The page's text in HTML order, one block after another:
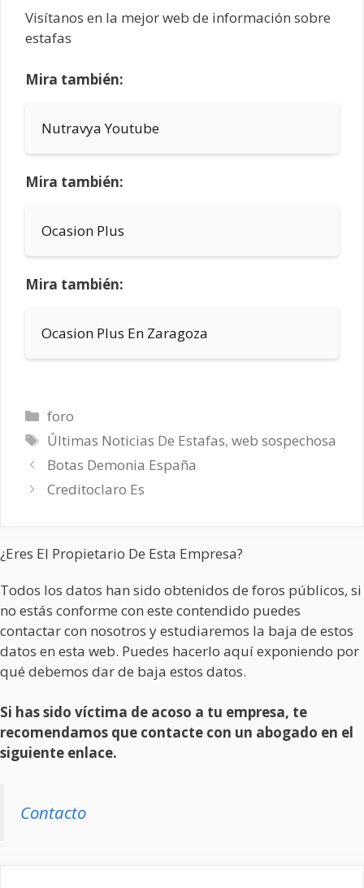
Visítanos en la mejor web de información sobre
estafas
Mira también:
Nutravya Youtube
Mira también:
Ocasion Plus
Mira también:
Ocasion Plus En Zaragoza
Categorías
foro
Etiquetas
Últimas Noticias De Estafas,web sospechosa
Botas Demonia España
Creditoclaro Es
¿Eres El Propietario De Esta Empresa?
Todos los datos han sido obtenidos de foros públicos, si
no estás conforme con este contendido puedes
contactar con nosotros y estudiaremos la baja de estos
datos en esta web. Puedes hacerlo aquí exponiendo por
qué debemos dar de baja estos datos.
Si has sido víctima de acoso a tu empresa, te
recomendamos que contacte con un abogado en el
siguiente enlace.
Contacto